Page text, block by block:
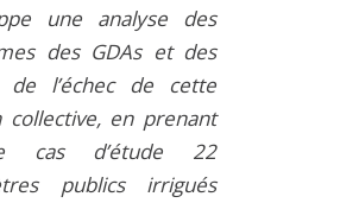
une analyse des
des GDAs et des
de l’échec de cette
collective, en prenant
cas d’étude 22
publics irrigués